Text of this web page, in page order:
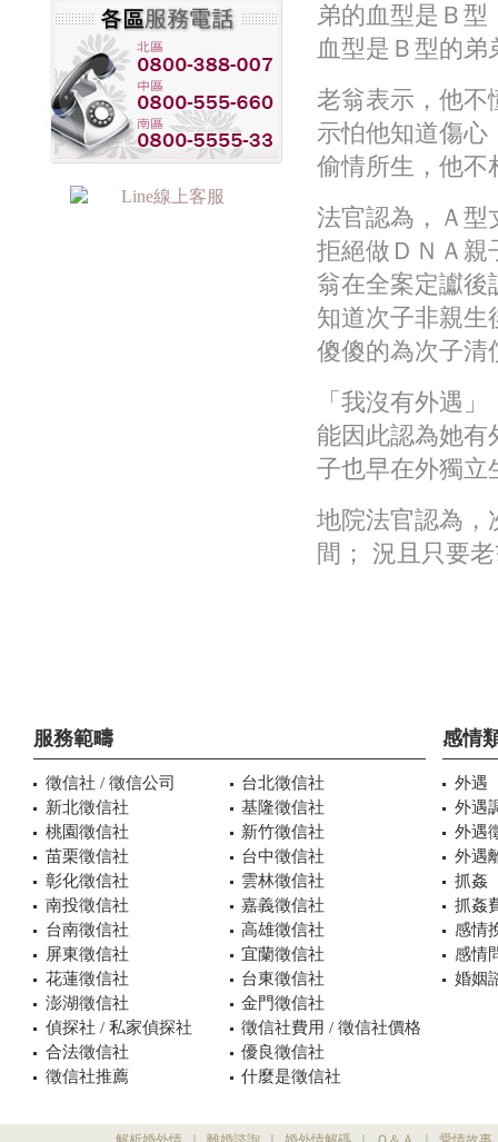
弟的血型是Ｂ
血型是Ｂ型的弟
老翁表示，他不
示怕他知道傷心
偷情所生，他不
法官認為，Ａ型
拒絕做ＤＮＡ親
翁在全案定讞後
知道次子非親生
傻傻的為次子清
「我沒有外遇
能因此認為她有
子也早在外獨立
地院法官認為，
間； 況且只要
服務範疇
徵信社 / 徵信公司
台北徵信社
新北徵信社
基隆徵信社
桃園徵信社
新竹徵信社
苗栗徵信社
台中徵信社
彰化徵信社
雲林徵信社
南投徵信社
嘉義徵信社
台南徵信社
高雄徵信社
屏東徵信社
宜蘭徵信社
花蓮徵信社
台東徵信社
澎湖徵信社
金門徵信社
偵探社 / 私家偵探社
徵信社費用 / 徵信社價格
合法徵信社
優良徵信社
徵信社推薦
什麼是徵信社
感情
外遇
外遇
外遇
外遇
抓姦
抓姦
感情
感情
婚姻